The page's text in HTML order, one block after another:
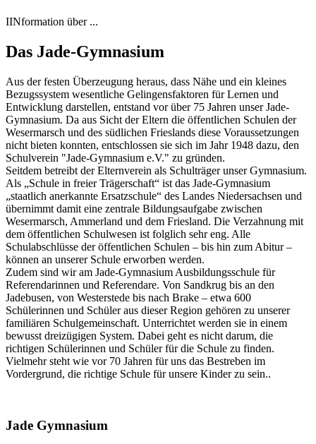
IINformation über ...
Das Jade-Gymnasium
Aus der festen Überzeugung heraus, dass Nähe und ein kleines
Bezugssystem wesentliche Gelingensfaktoren für Lernen und
Entwicklung darstellen, entstand vor über 75 Jahren unser Jade-
Gymnasium. Da aus Sicht der Eltern die öffentlichen Schulen der
Wesermarsch und des südlichen Frieslands diese Voraussetzungen
nicht bieten konnten, entschlossen sie sich im Jahr 1948 dazu, den
Schulverein "Jade-Gymnasium e.V." zu gründen.
Seitdem betreibt der Elternverein als Schulträger unser Gymnasium.
Als „Schule in freier Trägerschaft“ ist das Jade-Gymnasium
„staatlich anerkannte Ersatzschule“ des Landes Niedersachsen und
übernimmt damit eine zentrale Bildungsaufgabe zwischen
Wesermarsch, Ammerland und dem Friesland. Die Verzahnung mit
dem öffentlichen Schulwesen ist folglich sehr eng. Alle
Schulabschlüsse der öffentlichen Schulen – bis hin zum Abitur –
können an unserer Schule erworben werden.
Zudem sind wir am Jade-Gymnasium Ausbildungsschule für
Referendarinnen und Referendare. Von Sandkrug bis an den
Jadebusen, von Westerstede bis nach Brake – etwa 600
Schülerinnen und Schüler aus dieser Region gehören zu unserer
familiären Schulgemeinschaft. Unterrichtet werden sie in einem
bewusst dreizügigen System. Dabei geht es nicht darum, die
richtigen Schülerinnen und Schüler für die Schule zu finden.
Vielmehr steht wie vor 70 Jahren für uns das Bestreben im
Vordergrund, die richtige Schule für unsere Kinder zu sein..
Jade Gymnasium